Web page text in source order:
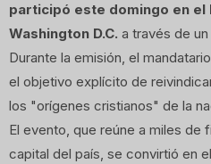
participó este domingo en el
Washington D.C. a través de
Durante la emisión, el
el objetivo explícito de
los "orígenes cristianos" de la
El evento, que reúne a miles de
capital del país, se convirtió en